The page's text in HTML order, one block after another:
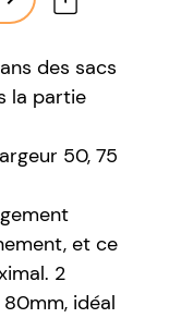
des sacs
la partie
50, 75
et ce
2
idéal